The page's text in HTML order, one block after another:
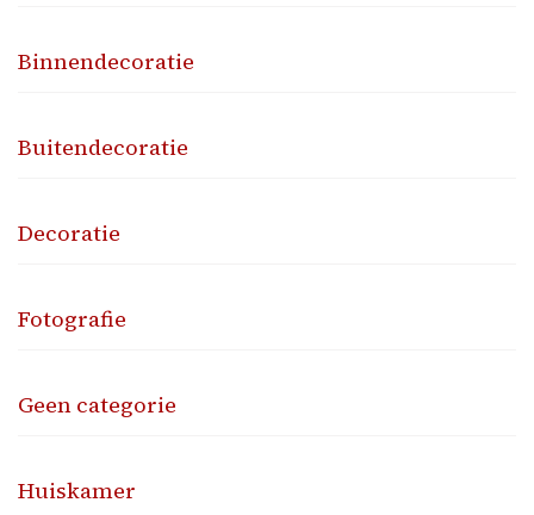
Binnendecoratie
Buitendecoratie
Decoratie
Fotografie
Geen categorie
Huiskamer